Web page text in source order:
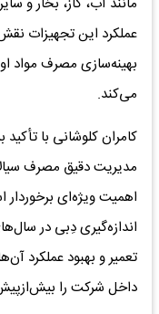
عملکرد این تجهیزات
بهینه‌سازی مصرف مواد
می‌کند.
کامران کلوشانی با تأکید
مدیریت دقیق مصرف
اهمیت ویژه‌ای برخوردار
اندازه‌گیری دِبی در
تعمیر و بهبود عملکرد
داخل شرکت را